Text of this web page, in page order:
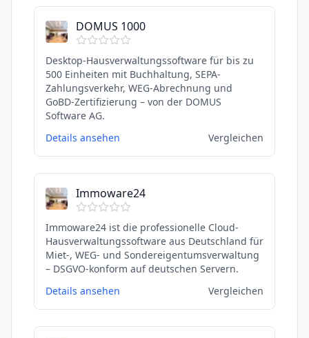
DOMUS 1000
Desktop-Hausverwaltungssoftware für bis zu
500 Einheiten mit Buchhaltung, SEPA-
Zahlungsverkehr, WEG-Abrechnung und
GoBD-Zertifizierung – von der DOMUS
Software AG.
Details ansehen
Vergleichen
Immoware24
Immoware24 ist die professionelle Cloud-
Hausverwaltungssoftware aus Deutschland für
Miet-, WEG- und Sondereigentumsverwaltung
– DSGVO-konform auf deutschen Servern.
Details ansehen
Vergleichen